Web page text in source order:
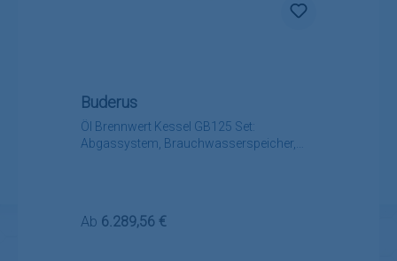
Öl Brennwert Kessel GB125 Set:
Abgassystem, Brauchwasserspeicher,
Buderus
Regulärer Preis:
Ab 6.289,56 €